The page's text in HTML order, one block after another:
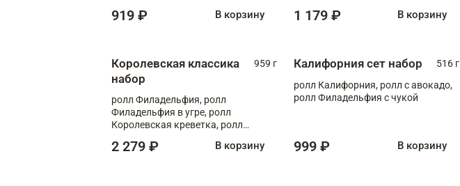
919 ₽ В корзину 1 179 ₽ В корзину
Королевская классика
набор
959 г
ролл Филадельфия, ролл
Филадельфия в угре, ролл
Королевская креветка, ролл
2 279 ₽ В корзину
Калифорния сет набор
516 г
ролл Калифорния, ролл с авокадо,
ролл Филадельфия с чукой
999 ₽ В корзину